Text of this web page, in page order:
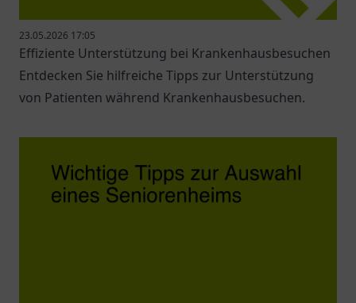
23.05.2026 17:05
Effiziente Unterstützung bei Krankenhausbesuchen
Entdecken Sie hilfreiche Tipps zur Unterstützung
von Patienten während Krankenhausbesuchen.